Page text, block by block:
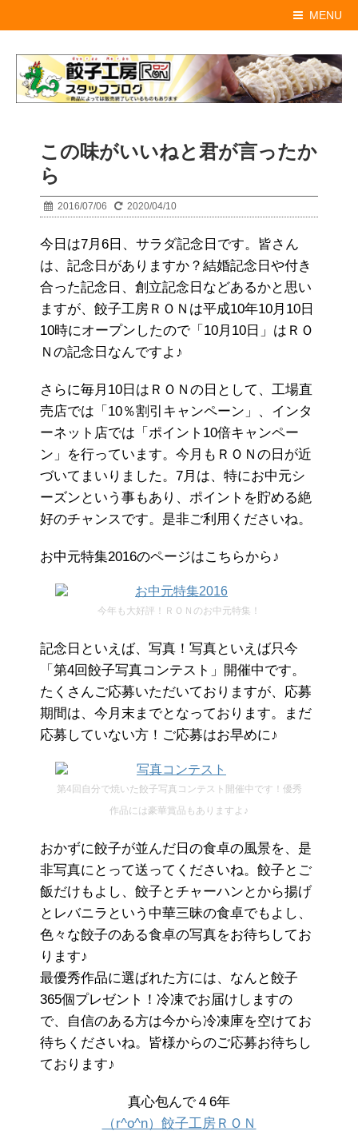
MENU
この味がいいねと君が言ったか
ら
2016/07/06 2020/04/10
今日は7月6日、サラダ記念日です。皆さん
は、記念日がありますか？結婚記念日や付き
合った記念日、創立記念日などあるかと思い
ますが、餃子工房ＲＯＮは平成10年10月10日
10時にオープンしたので「10月10日」はＲＯ
Ｎの記念日なんですよ♪
さらに毎月10日はＲＯＮの日として、工場直
売店では「10％割引キャンペーン」、インタ
ーネット店では「ポイント10倍キャンペー
ン」を行っています。今月もＲＯＮの日が近
づいてまいりました。7月は、特にお中元シ
ーズンという事もあり、ポイントを貯める絶
好のチャンスです。是非ご利用くださいね。
お中元特集2016のページはこちらから♪
今年も大好評！ＲＯＮのお中元特集！
記念日といえば、写真！写真といえば只今
「第4回餃子写真コンテスト」開催中です。
たくさんご応募いただいておりますが、応募
期間は、今月末までとなっております。まだ
応募していない方！ご応募はお早めに♪
第4回自分で焼いた餃子写真コンテスト開催中です！優秀
作品には豪華賞品もありますよ♪
おかずに餃子が並んだ日の食卓の風景を、是
非写真にとって送ってくださいね。餃子とご
飯だけもよし、餃子とチャーハンとから揚げ
とレバニラという中華三昧の食卓でもよし、
色々な餃子のある食卓の写真をお待ちしてお
ります♪
最優秀作品に選ばれた方には、なんと餃子
365個プレゼント！冷凍でお届けしますの
で、自信のある方は今から冷凍庫を空けてお
待ちくださいね。皆様からのご応募お待ちし
ております♪
真心包んで４6年
（r^o^n）餃子工房ＲＯＮ